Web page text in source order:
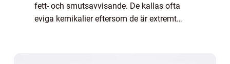
fett- och smutsavvisande. De kallas ofta
eviga kemikalier eftersom de är extremt